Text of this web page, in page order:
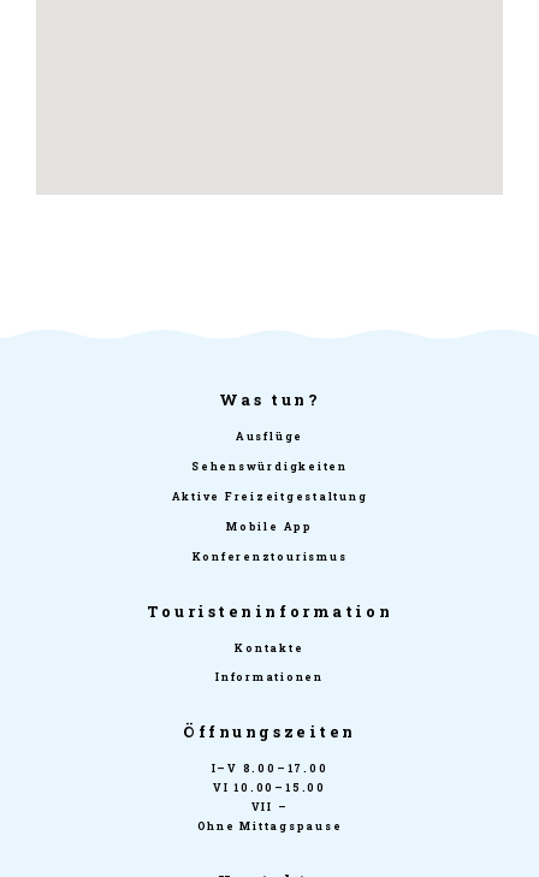
Was tun?
Ausflüge
Sehenswürdigkeiten
Aktive Freizeitgestaltung
Mobile App
Konferenztourismus
Touristeninformation
Kontakte
Informationen
Öffnungszeiten
I–V 8.00–17.00
VI 10.00–15.00
VII –
Ohne Mittagspause